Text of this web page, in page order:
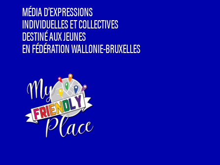
MÉDIA D’EXPRESSIONS
INDIVIDUELLES ET COLLECTIVES
DESTINÉ AUX JEUNES
EN FÉDÉRATION WALLONIE-BRUXELLES